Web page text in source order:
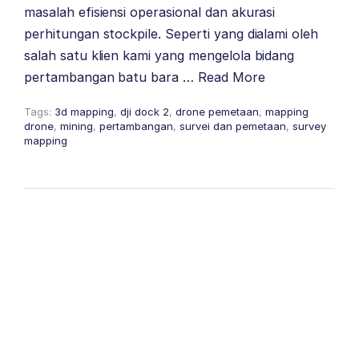
masalah efisiensi operasional dan akurasi
perhitungan stockpile. Seperti yang dialami oleh
salah satu klien kami yang mengelola bidang
pertambangan batu bara … Read More
Tags: 3d mapping, dji dock 2, drone pemetaan, mapping
drone, mining, pertambangan, survei dan pemetaan, survey
mapping